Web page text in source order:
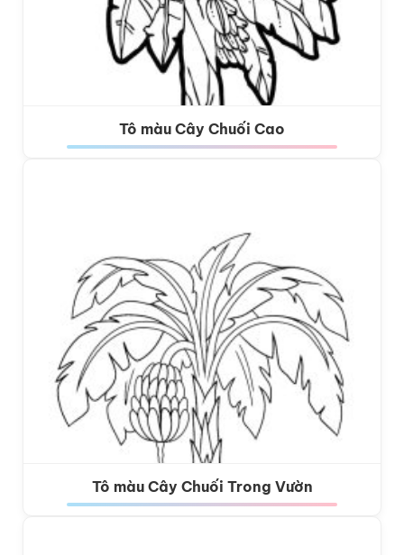
Tô màu Cây Chuối Cao
Tô màu Cây Chuối Trong Vườn